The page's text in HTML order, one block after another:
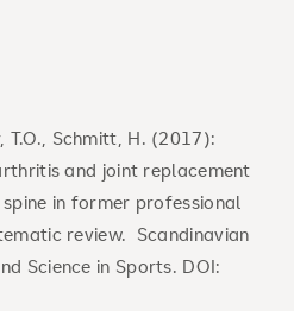
T.O., Schmitt, H. (2017):
and joint replacement
in former professional
review. Scandinavian
Science in Sports. DOI: